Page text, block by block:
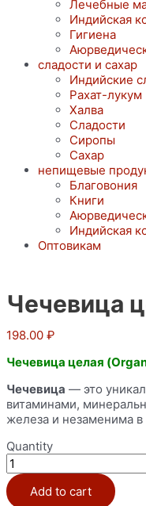
Лечебные
Индийская
Гигиена
сладости и сахар
Индийские
Рахат-лукум
Халва
Сладости
Сиропы
Сахар
непищевые
Благовония
Книги
Индийская
Оптовикам
Чечевица
198.00 ₽
Чечевица целая
Чечевица — это
витаминами,
железа и незаменима
Quantity
Чечевица
целая
КраснаяAdd to cart